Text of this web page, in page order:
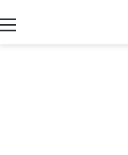
Menu